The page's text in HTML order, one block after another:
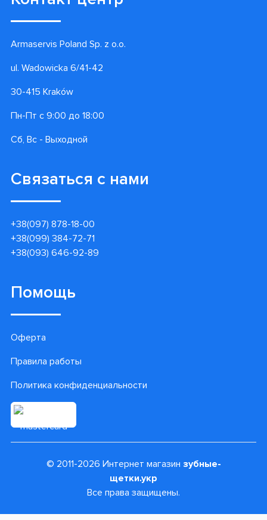
Armaservis Poland Sp. z o.o.
ul. Wadowicka 6/41-42
30-415 Kraków
Пн-Пт с 9:00 до 18:00
Сб, Вс - Выходной
Связаться с нами
+38(097) 878-18-00
+38(099) 384-72-71
+38(093) 646-92-89
Помощь
Оферта
Правила работы
Политика конфиденциальности
© 2011-2026 Интернет магазин зубные-
щетки.укр
Все права защищены.